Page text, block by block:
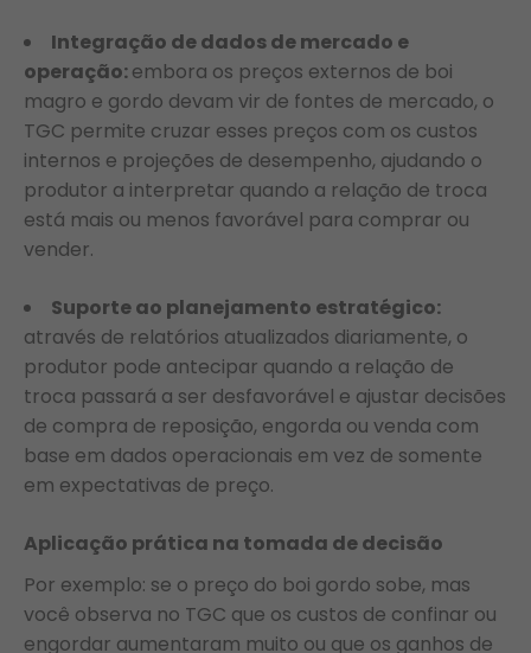
Integração de dados de mercado e
operação:embora os preços externos de boi
magro e gordo devam vir de fontes de mercado, o
TGC permite cruzar esses preços com os custos
internos e projeções de desempenho, ajudando o
produtor a interpretar quando a relação de troca
está mais ou menos favorável para comprar ou
vender.
Suporte ao planejamento estratégico:
através de relatórios atualizados diariamente, o
produtor pode antecipar quando a relação de
troca passará a ser desfavorável e ajustar decisões
de compra de reposição, engorda ou venda com
base em dados operacionais em vez de somente
em expectativas de preço.
Aplicação prática na tomada de decisão
Por exemplo: se o preço do boi gordo sobe, mas
você observa no TGC que os custos de confinar ou
engordar aumentaram muito ou que os ganhos de